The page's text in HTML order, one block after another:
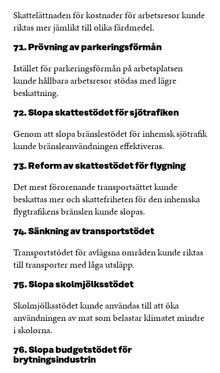
Skattelättnaden för kostnader för arbetsresor kunde
riktas mer jämlikt till olika färdmedel.
71. Prövning av parkeringsförmån
Istället för parkeringsförmån på arbetsplatsen
kunde hållbara arbetsresor stödas med lägre
beskattning.
72. Slopa skattestödet för sjötrafiken
Genom att slopa bränslestödet för inhemsk sjötrafik
kunde bränsleanvändningen effektiveras.
73. Reform av skattestödet för flygning
Det mest förorenande transportsättet kunde
beskattas mer och skattefriheten för den inhemska
flygtrafikens bränslen kunde slopas.
74. Sänkning av transportstödet
Transportstödet för avlägsna områden kunde riktas
till transporter med låga utsläpp.
75. Slopa skolmjölksstödet
Skolmjölksstödet kunde användas till att öka
användningen av mat som belastar klimatet mindre
i skolorna.
76. Slopa budgetstödet för
brytningsindustrin